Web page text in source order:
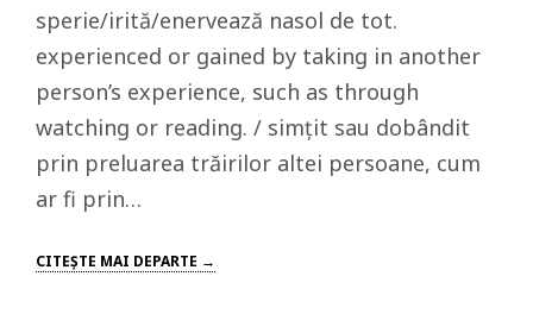
sperie/irită/enervează nasol de tot.
experienced or gained by taking in another
person’s experience, such as through
watching or reading. / simțit sau dobândit
prin preluarea trăirilor altei persoane, cum
ar fi prin…
CITEŞTE MAI DEPARTE →